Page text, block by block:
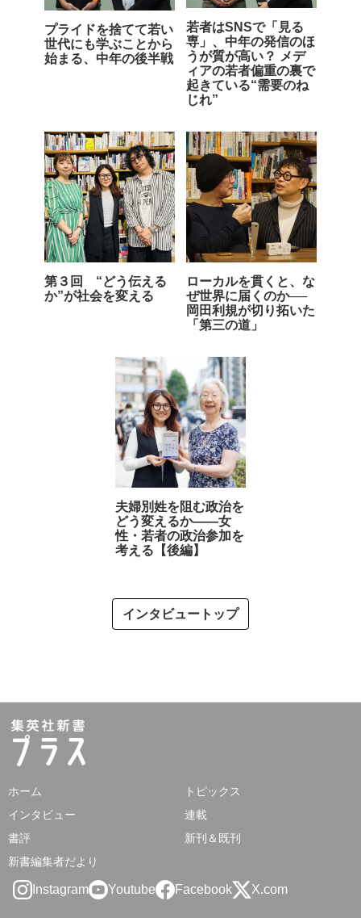
プライドを捨てて若い
世代にも学ぶことから
始まる、中年の後半戦
若者はSNSで「見る
専」、中年の発信のほ
うが質が高い？ メデ
ィアの若者偏重の裏で
起きている“需要のね
じれ”
第３回 “どう伝える
か”が社会を変える
ローカルを貫くと、な
ぜ世界に届くのか──
岡田利規が切り拓いた
「第三の道」
夫婦別姓を阻む政治を
どう変えるか――女
性・若者の政治参加を
考える【後編】
インタビュートップ
ホーム
トピックス
インタビュー
連載
書評
新刊＆既刊
新書編集者だより
Instagram Youtube Facebook X.com